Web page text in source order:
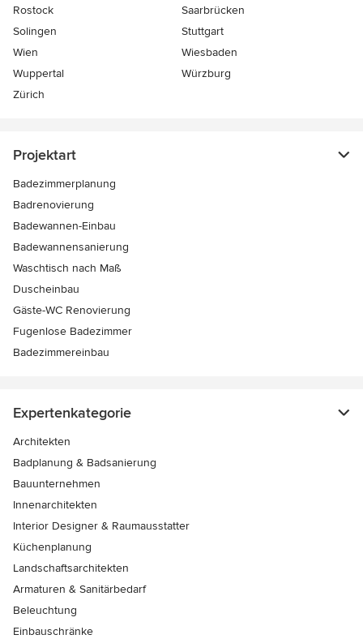
Rostock
Saarbrücken
Solingen
Stuttgart
Wien
Wiesbaden
Wuppertal
Würzburg
Zürich
Projektart
Badezimmerplanung
Badrenovierung
Badewannen-Einbau
Badewannensanierung
Waschtisch nach Maß
Duscheinbau
Gäste-WC Renovierung
Fugenlose Badezimmer
Badezimmereinbau
Expertenkategorie
Architekten
Badplanung & Badsanierung
Bauunternehmen
Innenarchitekten
Interior Designer & Raumausstatter
Küchenplanung
Landschaftsarchitekten
Armaturen & Sanitärbedarf
Beleuchtung
Einbauschränke